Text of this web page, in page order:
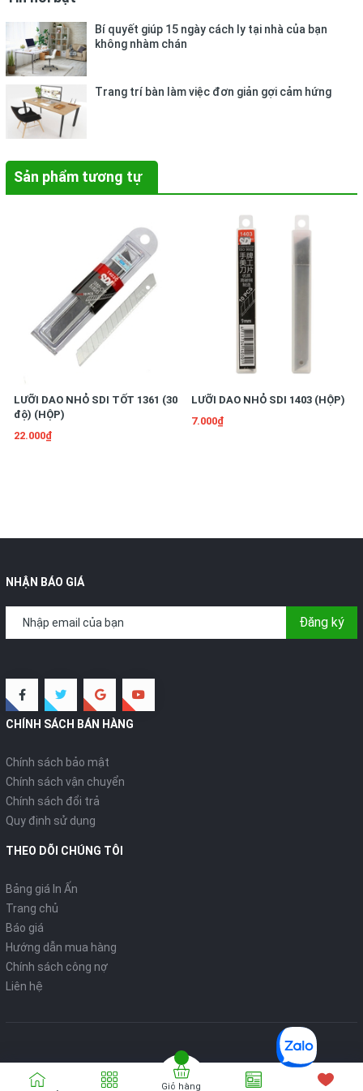
Bí quyết giúp 15 ngày cách ly tại nhà của bạn
không nhàm chán
Trang trí bàn làm việc đơn giản gợi cảm hứng
Sản phẩm tương tự
LƯỠI DAO NHỎ SDI TỐT 1361 (30
độ) (HỘP)
22.000₫
LƯỠI DAO NHỎ SDI 1403 (HỘP)
7.000₫
NHẬN BÁO GIÁ
Đăng ký
CHÍNH SÁCH BÁN HÀNG
Chính sách bảo mật
Chính sách vận chuyển
Chính sách đổi trả
Quy định sử dụng
THEO DÕI CHÚNG TÔI
Bảng giá In Ấn
Trang chủ
Báo giá
Hướng dẫn mua hàng
Chính sách công nợ
Liên hệ
Giỏ hàng